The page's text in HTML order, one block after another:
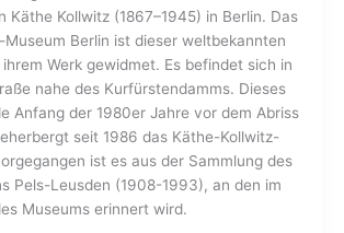
Käthe Kollwitz (1867–1945) in Berlin. Das
Berlin ist dieser weltbekannten
Werk gewidmet. Es befindet sich in
nahe des Kurfürstendamms. Dieses
Anfang der 1980er Jahre vor dem Abriss
seit 1986 das Käthe-Kollwitz-
ist es aus der Sammlung des
Pels-Leusden (1908-1993), an den im
Museums erinnert wird.